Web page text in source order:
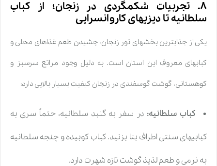
۸. تجربیات شکمگردی در زنجان؛ از کباب
سلطانیه تا دیزیهای کاروانسرایی
یکی از جذابترین بخشهای تور زنجان، چشیدن طعم غذاهای محلی و
کبابهای معروف این استان است. به دلیل وجود مراتع سرسبز و
کوهستانی، گوشت گوسفندی در زنجان کیفیت بسیار بالایی دارد:
کباب سلطانیه: در سفر به گنبد سلطانیه، حتماً سری به
کبابیهای سنتی اطراف بنا بزنید. کباب کوبیده و چنجه سلطانیه
به نرمی و طعم لذیذ گوشت تازه شهرت دارد.